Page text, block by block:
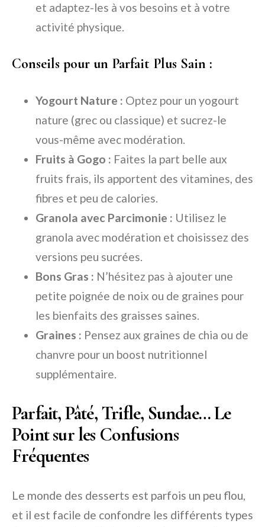
et adaptez-les à vos besoins et à votre
activité physique.
Conseils pour un Parfait Plus Sain :
Yogourt Nature : Optez pour un yogourt
nature (grec ou classique) et sucrez-le
vous-même avec modération.
Fruits à Gogo : Faites la part belle aux
fruits frais, ils apportent des vitamines, des
fibres et peu de calories.
Granola avec Parcimonie : Utilisez le
granola avec modération et choisissez des
versions peu sucrées.
Bons Gras : N’hésitez pas à ajouter une
petite poignée de noix ou de graines pour
les bienfaits des graisses saines.
Graines : Pensez aux graines de chia ou de
chanvre pour un boost nutritionnel
supplémentaire.
Parfait, Pâté, Trifle, Sundae… Le
Point sur les Confusions
Fréquentes
Le monde des desserts est parfois un peu flou,
et il est facile de confondre les différents types